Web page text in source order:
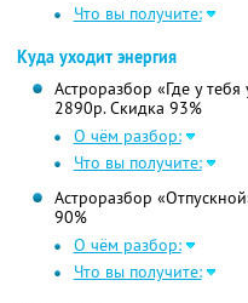
Что вы получите:
Куда уходит энергия
Астроразбор «Где у тебя
2890р. Скидка 93%
О чём разбор:
Что вы получите:
Астроразбор
90%
О чём разбор:
Что вы получите: